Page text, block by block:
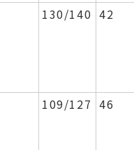
130/140 42
109/127 46